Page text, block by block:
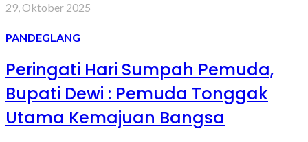
29, Oktober 2025
PANDEGLANG
Peringati Hari Sumpah Pemuda,
Bupati Dewi : Pemuda Tonggak
Utama Kemajuan Bangsa